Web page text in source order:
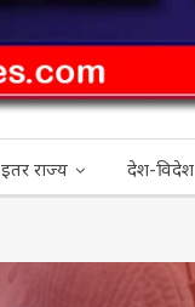
इतर राज्य देश-विदेश